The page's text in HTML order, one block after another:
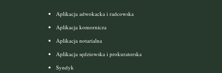
Aplikacja adwokacka i radcowska
Aplikacja komornicza
Aplikacja notarialna
Aplikacja sędziowska i prokuratorska
Syndyk